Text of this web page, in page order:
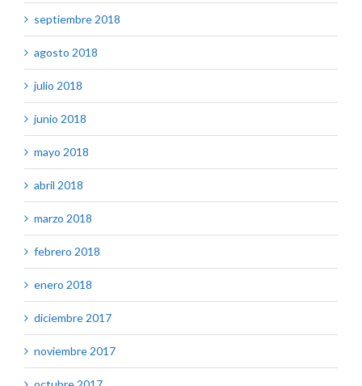
septiembre 2018
agosto 2018
julio 2018
junio 2018
mayo 2018
abril 2018
marzo 2018
febrero 2018
enero 2018
diciembre 2017
noviembre 2017